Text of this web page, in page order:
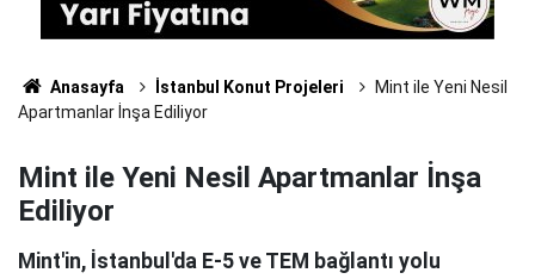
Anasayfa İstanbul Konut Projeleri
Mint ile Yeni Nesil
Apartmanlar İnşa Ediliyor
Mint ile Yeni Nesil Apartmanlar İnşa
Ediliyor
Mint'in, İstanbul'da E-5 ve TEM bağlantı yolu